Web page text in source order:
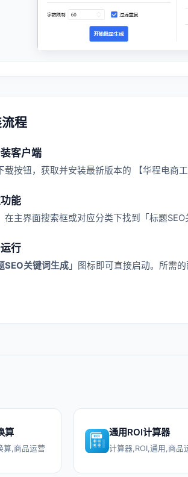
程
客户端
载按钮，获取并安装最新版本的 【华程电商工
能
在主界面搜索框或对应分类下找到「标题SEO
行
SEO关键词生成 」图标即可直接启动。所需
算
算,商品运营
通用ROI计算器
计算器,ROI,通用,商品